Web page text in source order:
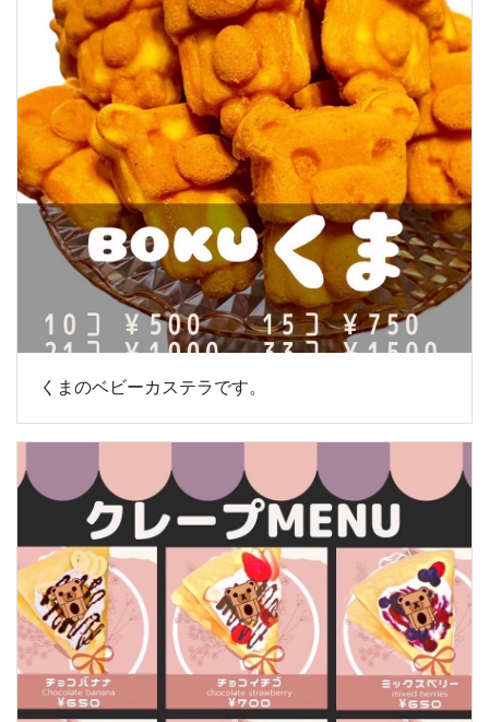
くまのベビーカステラです。